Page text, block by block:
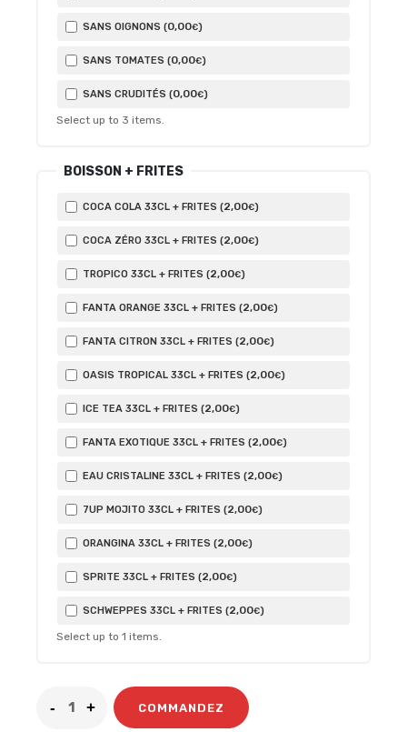
SANS OIGNONS (0,00€)
SANS TOMATES (0,00€)
SANS CRUDITÉS (0,00€)
Select up to 3 items.
BOISSON + FRITES
COCA COLA 33CL + FRITES (2,00€)
COCA ZÉRO 33CL + FRITES (2,00€)
TROPICO 33CL + FRITES (2,00€)
FANTA ORANGE 33CL + FRITES (2,00€)
FANTA CITRON 33CL + FRITES (2,00€)
OASIS TROPICAL 33CL + FRITES (2,00€)
ICE TEA 33CL + FRITES (2,00€)
FANTA EXOTIQUE 33CL + FRITES (2,00€)
EAU CRISTALINE 33CL + FRITES (2,00€)
7UP MOJITO 33CL + FRITES (2,00€)
ORANGINA 33CL + FRITES (2,00€)
SPRITE 33CL + FRITES (2,00€)
SCHWEPPES 33CL + FRITES (2,00€)
Select up to 1 items.
COMMANDEZ